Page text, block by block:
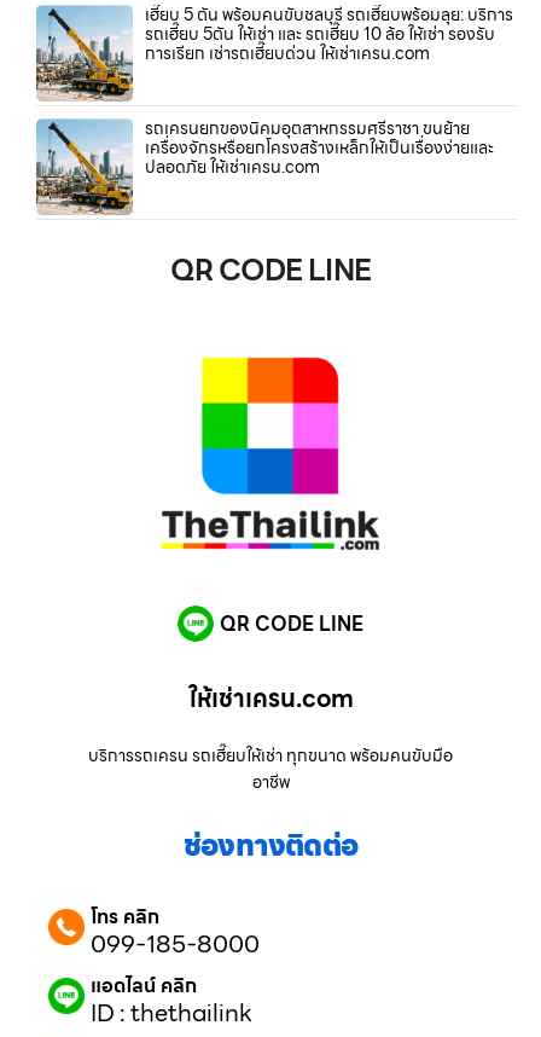
เฮี๊ยบ 5 ตัน พร้อมคนขับชลบุรี รถเฮี๊ยบพร้อมลุย: บริการ
รถเฮี๊ยบ 5ตัน ให้เช่า และ รถเฮี๊ยบ 10 ล้อ ให้เช่า รองรับ
การเรียก เช่ารถเฮี๊ยบด่วน ให้เช่าเครน.com
รถเครนยกของนิคมอุตสาหกรรมศรีราชา ขนย้าย
เครื่องจักรหรือยกโครงสร้างเหล็กให้เป็นเรื่องง่ายและ
ปลอดภัย ให้เช่าเครน.com
QR CODE LINE
QR CODE LINE
ให้เช่าเครน.com
บริการรถเครน รถเฮี๊ยบให้เช่า ทุกขนาด พร้อมคนขับมือ
อาชีพ
ช่องทางติดต่อ
โทร คลิก
099-185-8000
แอดไลน์ คลิก
ID : thethailink